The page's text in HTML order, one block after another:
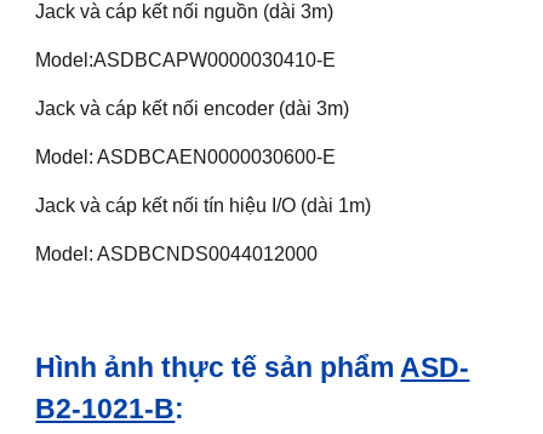
Jack và cáp kết nối nguồn (dài 3m)
Model:ASDBCAPW0000030410-E
Jack và cáp kết nối encoder (dài 3m)
Model: ASDBCAEN0000030600-E
Jack và cáp kết nối tín hiệu I/O (dài 1m)
Model: ASDBCNDS0044012000
Hình ảnh thực tế sản phẩm ASD-
B2-1021-B: